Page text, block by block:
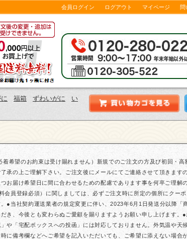
問
マイページ
ログアウト
会員ログイン
福箱 ずわいがに
い
希望のお約束は受け賜れません）新規でのご注文の方及び初回・高
承の上ご理解下さい。ご注文後にメールにてご連絡させて頂きます
お届け希望日に間に合わせるための配慮であります事を何卒ご理解
員登録必須）に関しましては、必ずご注文時に所定の個所にクー
●当社契約運送業者の規定変更に伴い、2023年6月1日発送分以降「
き、今後とも変わらぬご愛顧を賜りますようお願い申し上げます。
「宅配ボックスへの投函」には対応しておりません。外気温や天
に備考欄などへご希望を記入いただいても、ご希望に添えない場合